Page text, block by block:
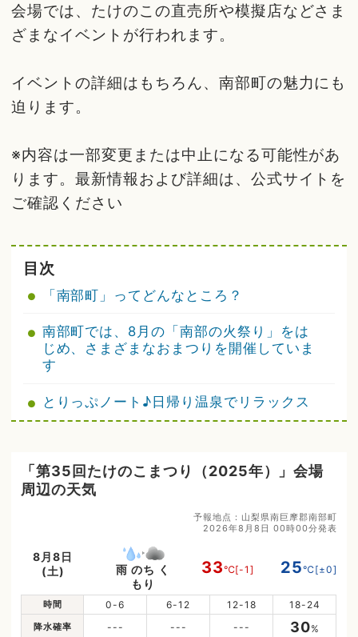
会場では、たけのこの直売所や模擬店などさま
ざまなイベントが行われます。
イベントの詳細はもちろん、南部町の魅力にも
迫ります。
※内容は一部変更または中止になる可能性があ
ります。最新情報および詳細は、公式サイトを
ご確認ください
目次
「南部町」ってどんなところ？
南部町では、8月の「南部の火祭り」をは
じめ、さまざまなおまつりを開催していま
す
とりっぷノート♪日帰り温泉でリラックス
「第35回たけのこまつり（2025年）」会場
周辺の天気
予報地点：山梨県南巨摩郡南部町
2026年8月8日 00時00分発表
8月8日
(土)
雨 のち く
もり
33℃[-1] 25℃[±0]
時間 0-6 6-12 12-18 18-24
降水確率 --- --- --- 30%